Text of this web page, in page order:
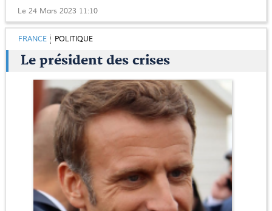
Le 24 Mars 2023 11:10
FRANCE POLITIQUE
Le président des crises